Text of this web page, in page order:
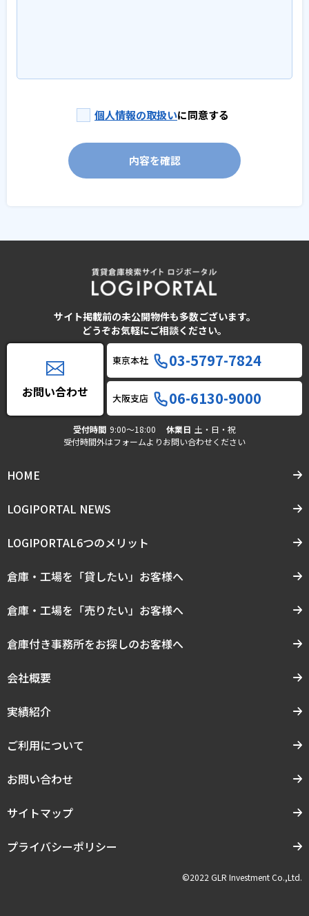
個人情報の取扱いに同意する
内容を確認
サイト掲載前の未公開物件も多数ございます。
どうぞお気軽にご相談ください。
お問い合わせ
東京本社 03-5797-7824
大阪支店 06-6130-9000
受付時間 9:00〜18:00 休業日 土・日・祝
受付時間外はフォームよりお問い合わせください
HOME
LOGIPORTAL NEWS
LOGIPORTAL6つのメリット
倉庫・工場を「貸したい」お客様へ
倉庫・工場を「売りたい」お客様へ
倉庫付き事務所をお探しのお客様へ
会社概要
実績紹介
ご利用について
お問い合わせ
サイトマップ
プライバシーポリシー
©2022 GLR Investment Co.,Ltd.